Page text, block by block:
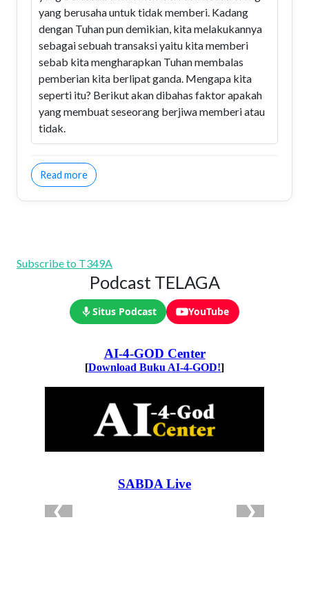
yang berusaha untuk tidak memberi. Kadang
dengan Tuhan pun demikian, kita melakukannya
sebagai sebuah transaksi yaitu kita memberi
sebab kita mengharapkan Tuhan membalas
pemberian kita berlipat ganda. Mengapa kita
seperti itu? Berikut akan dibahas faktor apakah
yang membuat seseorang berjiwa memberi atau
tidak.
Read moreabout Jiwa Memberi I
Subscribe to T349A
Podcast TELAGA
Situs Podcast YouTube